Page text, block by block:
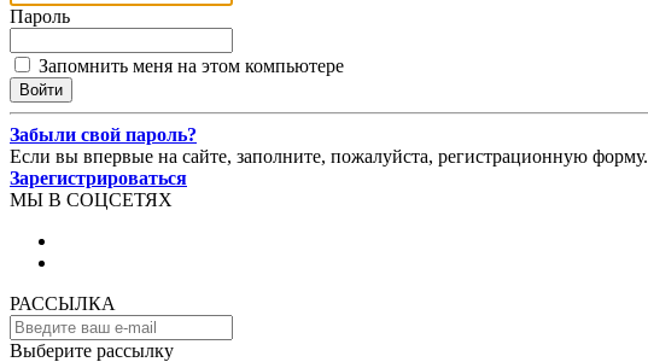
Пароль
Запомнить меня на этом компьютере
Забыли свой пароль?
Если вы впервые на сайте, заполните, пожалуйста, регистрационную форму.
Зарегистрироваться
МЫ В СОЦСЕТЯХ
РАССЫЛКА
Выберите рассылку